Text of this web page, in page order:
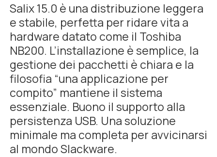
Salix 15.0 è una distribuzione leggera
e stabile, perfetta per ridare vita a
hardware datato come il Toshiba
NB200. L’installazione è semplice, la
gestione dei pacchetti è chiara e la
filosofia “una applicazione per
compito” mantiene il sistema
essenziale. Buono il supporto alla
persistenza USB. Una soluzione
minimale ma completa per avvicinarsi
al mondo Slackware.